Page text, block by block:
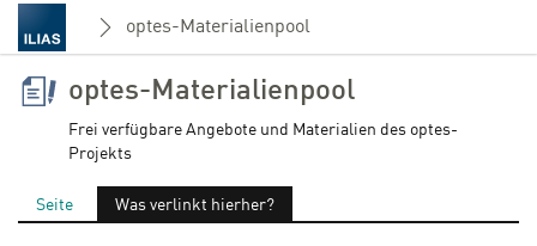
optes-Materialienpool
optes-Materialienpool
Frei verfügbare Angebote und Materialien des optes-
Projekts
Seite Was verlinkt hierher?